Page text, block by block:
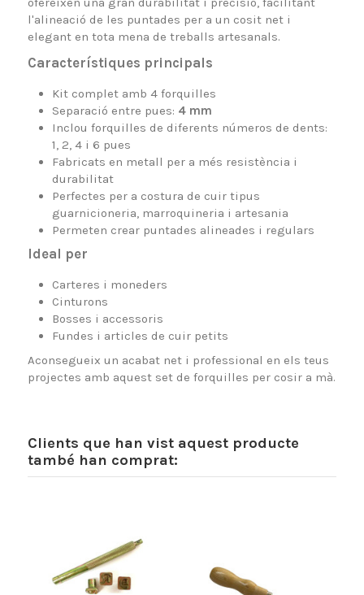
l'alineació de les puntades per a un cosit net i
elegant en tota mena de treballs artesanals.
Característiques principals
Kit complet amb 4 forquilles
Separació entre pues: 4 mm
Inclou forquilles de diferents números de dents:
1, 2, 4 i 6 pues
Fabricats en metall per a més resistència i
durabilitat
Perfectes per a costura de cuir tipus
guarnicioneria, marroquineria i artesania
Permeten crear puntades alineades i regulars
Ideal per
Carteres i moneders
Cinturons
Bosses i accessoris
Fundes i articles de cuir petits
Aconsegueix un acabat net i professional en els teus
projectes amb aquest set de forquilles per cosir a mà.
Clients que han vist aquest producte
també han comprat: